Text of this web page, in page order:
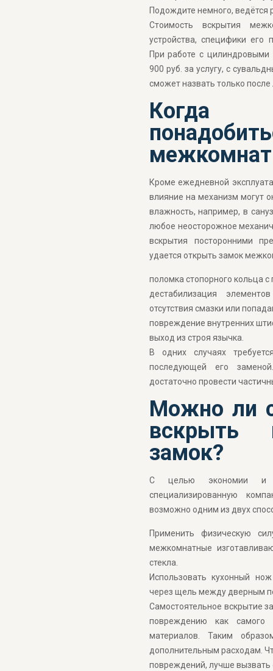
Подождите немного, ведётся
Стоимость вскрытия
устройства, специфики его
При работе с
900 руб. за услугу, с
сможет назвать только после
Кроме ежедневной
влияние на механизм могут
влажность, например, в
любое неосторожное
вскрытия посторонними
удается открыть замок
поломка стопорного кольца
дестабилизация
отсутствия смазки или
повреждение внутренних
выход из строя язычка.
В одних случаях
последующей его
достаточно провести
Можно ли
вскрыть
замок?
С целью экономии и
специализированную
возможно одним из двух
Применить физическую
межкомнатные
стекла.
Использовать кухонный
через щель между дверным
Самостоятельное вскрытие
повреждению как
материалов. Таким
дополнительным расходам.
повреждений, лучше вызвать